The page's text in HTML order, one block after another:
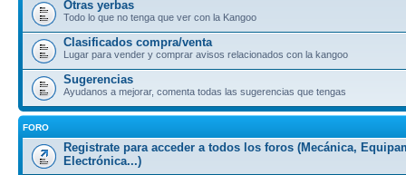
Otras yerbas
Todo lo que no tenga que ver con la Kangoo
Clasificados compra/venta
Lugar para vender y comprar avisos relacionados con la kangoo
Sugerencias
Ayudanos a mejorar, comenta todas las sugerencias que tengas
FORO
Registrate para acceder a todos los foros (Mecánica,
Electrónica...)